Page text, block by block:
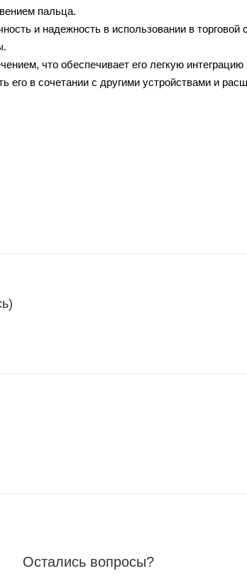
пальца.
и надежность в использовании в торговой
что обеспечивает его легкую интеграцию
в сочетании с другими устройствами и
Остались вопросы?